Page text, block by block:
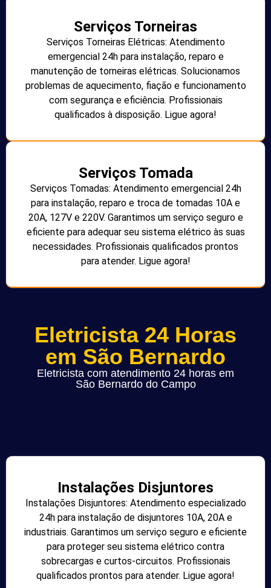
Serviços Torneiras
Serviços Torneiras Elétricas: Atendimento
emergencial 24h para instalação, reparo e
manutenção de torneiras elétricas. Solucionamos
problemas de aquecimento, fiação e funcionamento
com segurança e eficiência. Profissionais
qualificados à disposição. Ligue agora!
Serviços Tomada
Serviços Tomadas: Atendimento emergencial 24h
para instalação, reparo e troca de tomadas 10A e
20A, 127V e 220V. Garantimos um serviço seguro e
eficiente para adequar seu sistema elétrico às suas
necessidades. Profissionais qualificados prontos
para atender. Ligue agora!
Eletricista 24 Horas
em São Bernardo
Eletricista com atendimento 24 horas em
São Bernardo do Campo
Instalações Disjuntores
Instalações Disjuntores: Atendimento especializado
24h para instalação de disjuntores 10A, 20A e
industriais. Garantimos um serviço seguro e eficiente
para proteger seu sistema elétrico contra
sobrecargas e curtos-circuitos. Profissionais
qualificados prontos para atender. Ligue agora!